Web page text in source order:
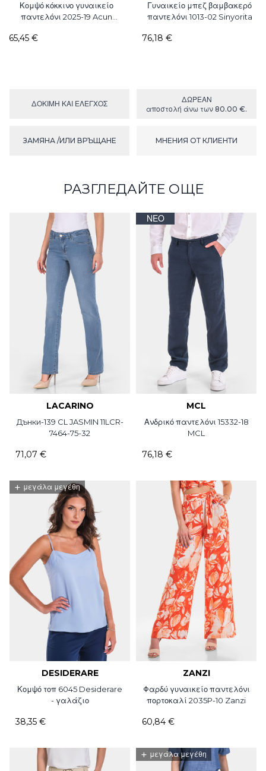
Κομψό κόκκινο γυναικείο
παντελόνι 2025-19 Acun
65,45 €
Γυναικείο μπεζ βαμβακερό
παντελόνι 1013-02 Sinyorita
76,18 €
ΔΟΚΙΜΉ ΚΑΙ ΕΛΕΓΧΟΣ
ΔΩΡΕΑΝ
αποστολή άνω των 80.00 €.
ЗАМЯНА /ИЛИ ВРЪЩАНЕ МНЕНИЯ ОТ КЛИЕНТИ
РАЗГЛЕДАЙТЕ ОЩЕ
LACARINO
Дънки-139 CL JASMIN 11LCR-
7464-75-32
71,07 €
ΝΈΟ
MCL
Ανδρικό παντελόνι 15332-18
MCL
76,18 €
+ μεγάλα μεγέθη
DESIDERARE
Κομψό τοπ 6045 Desiderare
- γαλάζιο
38,35 €
ZANZI
Φαρδύ γυναικείο παντελόνι
πορτοκαλί 2035P-10 Zanzi
60,84 €
+ μεγάλα μεγέθη